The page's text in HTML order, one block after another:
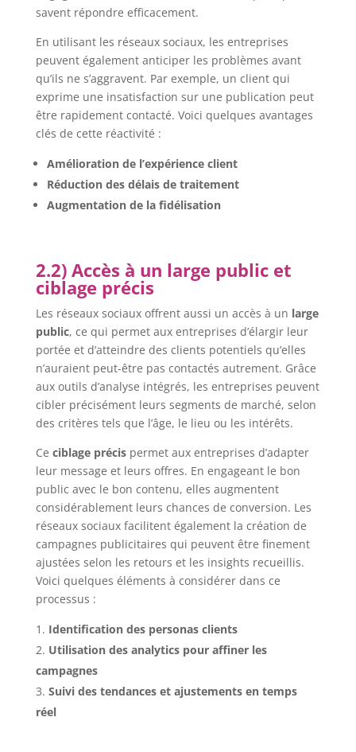
savent répondre efficacement.
En utilisant les réseaux sociaux, les entreprises
peuvent également anticiper les problèmes avant
qu’ils ne s’aggravent. Par exemple, un client qui
exprime une insatisfaction sur une publication peut
être rapidement contacté. Voici quelques avantages
clés de cette réactivité :
Amélioration de l’expérience client
Réduction des délais de traitement
Augmentation de la fidélisation
2.2) Accès à un large public et
ciblage précis
Les réseaux sociaux offrent aussi un accès à un large
public, ce qui permet aux entreprises d’élargir leur
portée et d’atteindre des clients potentiels qu’elles
n’auraient peut-être pas contactés autrement. Grâce
aux outils d’analyse intégrés, les entreprises peuvent
cibler précisément leurs segments de marché, selon
des critères tels que l’âge, le lieu ou les intérêts.
Ce ciblage précispermet aux entreprises d’adapter
leur message et leurs offres. En engageant le bon
public avec le bon contenu, elles augmentent
considérablement leurs chances de conversion. Les
réseaux sociaux facilitent également la création de
campagnes publicitaires qui peuvent être finement
ajustées selon les retours et les insights recueillis.
Voici quelques éléments à considérer dans ce
processus :
Identification des personas clients
Utilisation des analytics pour affiner les
campagnes
Suivi des tendances et ajustements en temps
réel